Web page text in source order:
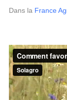
Dans la France